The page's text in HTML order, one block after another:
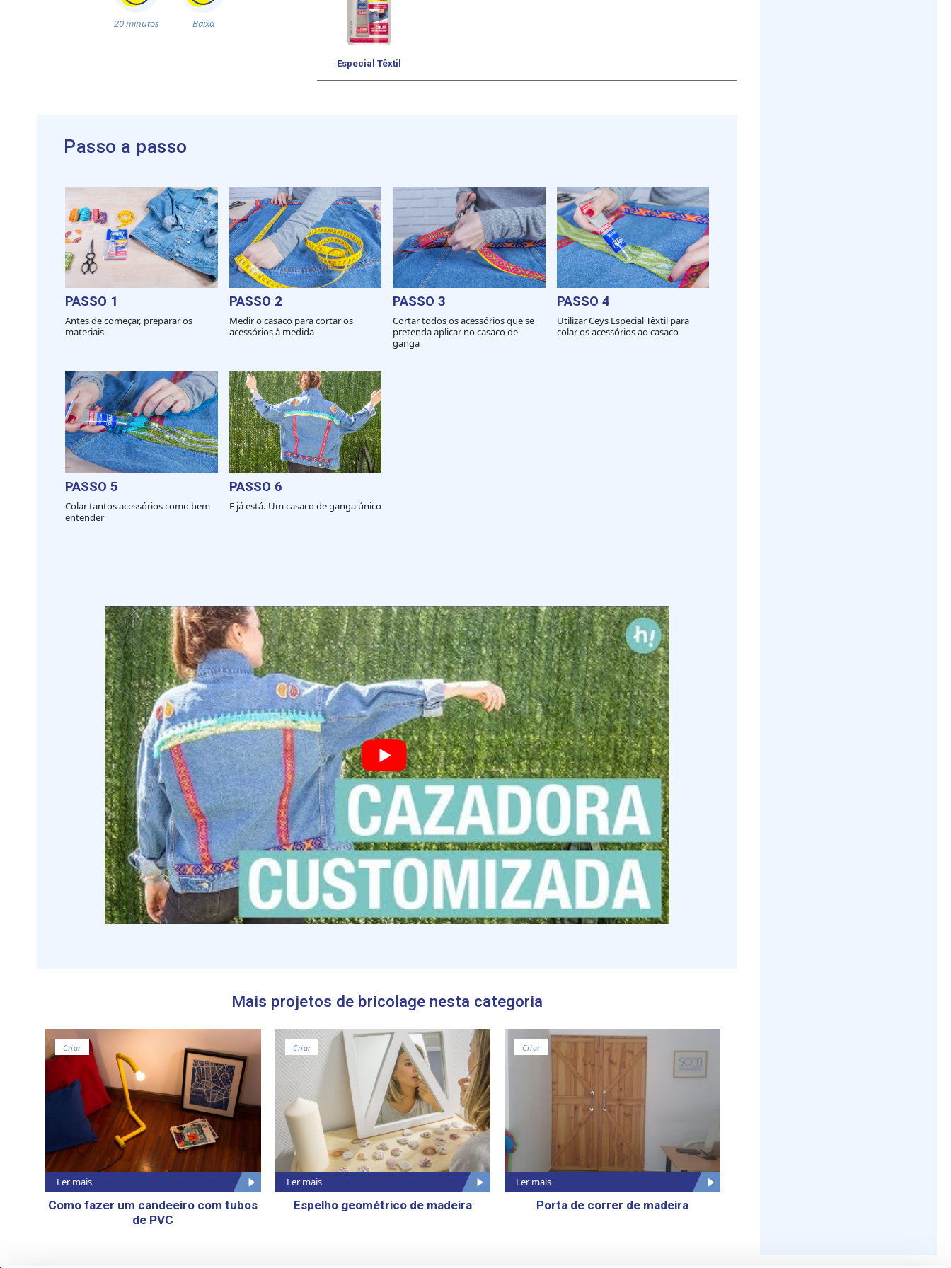
20 minutos Baixa
Especial Têxtil
Passo a passo
PASSO 1
Antes de começar, preparar os
materiais
PASSO 2
Medir o casaco para cortar os
acessórios à medida
PASSO 3
Cortar todos os acessórios que se
pretenda aplicar no casaco de
ganga
PASSO 4
Utilizar Ceys Especial Têxtil para
colar os acessórios ao casaco
PASSO 5
Colar tantos acessórios como bem
entender
PASSO 6
E já está. Um casaco de ganga único
Mais projetos de bricolage nesta categoria
Criar
Ler mais
Como fazer um candeeiro com tubos
de PVC
Criar
Ler mais
Espelho geométrico de madeira
Criar
Ler mais
Porta de correr de madeira